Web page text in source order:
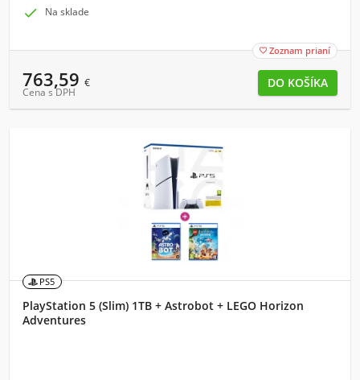
 Na sklade
 Zoznam prianí
763,59 €
Cena s DPH
PS5
PlayStation 5 (Slim) 1TB + Astrobot + LEGO Horizon
Adventures